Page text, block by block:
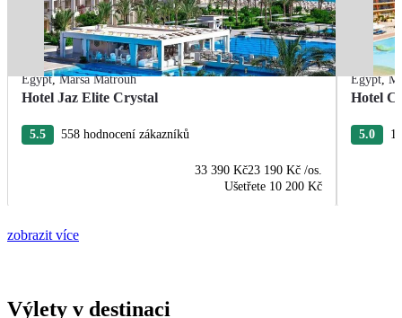
Egypt,Marsa Matrouh
Hotel Jaz Elite Crystal
5.5 558 hodnocení zákazníků
33 390 Kč23 190 Kč /os.
Ušetřete 10 200 Kč
Egypt,
Hotel
5.0
zobrazit více
Výlety v destinaci